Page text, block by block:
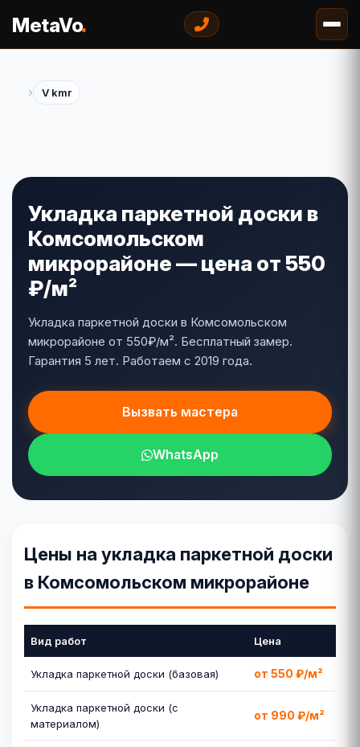
MetaVo.
› V kmr
Укладка паркетной доски в
Комсомольском
микрорайоне — цена от 550
₽/м²
Укладка паркетной доски в Комсомольском
микрорайоне от 550₽/м². Бесплатный замер.
Гарантия 5 лет. Работаем с 2019 года.
Вызвать мастера
WhatsApp
Цены на укладка паркетной доски
в Комсомольском микрорайоне
Вид работ Цена
Укладка паркетной доски (базовая) от 550 ₽/м²
Укладка паркетной доски (с
материалом)
от 990 ₽/м²